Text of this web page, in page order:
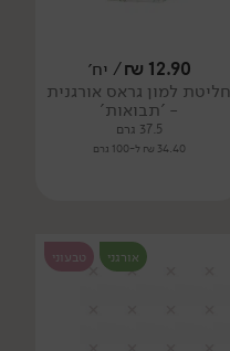
12.90
₪/ יח׳
חליטת למון גראס אורגנית
- 'תבואות'
37.5 גרם
34.40 ₪ ל-100 גרם
אורגני טבעוני